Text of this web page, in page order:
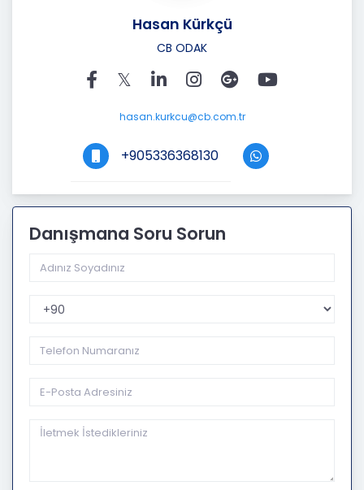
Hasan Kürkçü
CB ODAK
hasan.kurkcu@cb.com.tr
+905336368130
Danışmana Soru Sorun
Telefon Kodu